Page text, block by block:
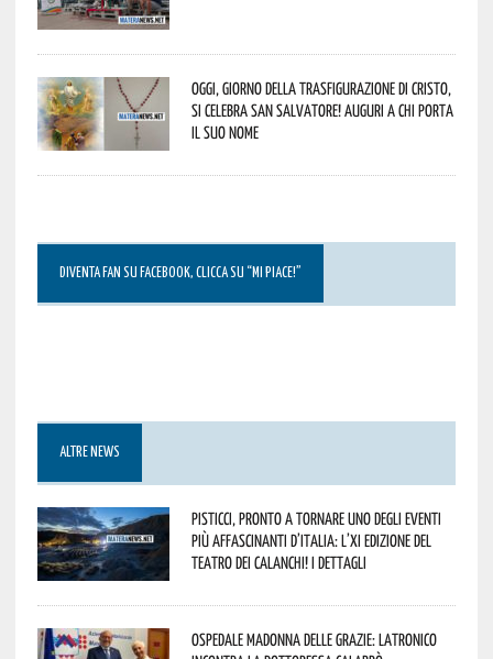
Oggi, giorno della Trasfigurazione di Cristo,
si celebra San Salvatore! Auguri a chi porta
il suo nome
DIVENTA FAN SU FACEBOOK, CLICCA SU “MI PIACE!”
ALTRE NEWS
Pisticci, pronto a tornare uno degli eventi
più affascinanti d’Italia: l’XI edizione del
Teatro dei Calanchi! I dettagli
Ospedale Madonna delle Grazie: Latronico